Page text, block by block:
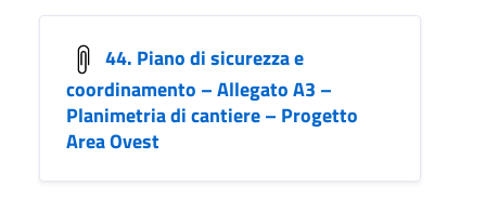
44. Piano di sicurezza e
coordinamento – Allegato A3 –
Planimetria di cantiere – Progetto
Area Ovest